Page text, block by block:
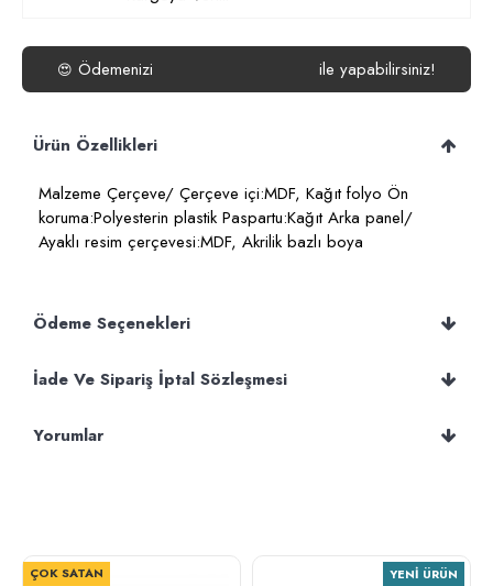
😍 Ödemenizi ile yapabilirsiniz!
Ürün Özellikleri
Malzeme Çerçeve/ Çerçeve içi:MDF, Kağıt folyo Ön
koruma:Polyesterin plastik Paspartu:Kağıt Arka panel/
Ayaklı resim çerçevesi:MDF, Akrilik bazlı boya
Ödeme Seçenekleri
İade Ve Sipariş İptal Sözleşmesi
Yorumlar
ÇOK SATAN YENI ÜRÜN